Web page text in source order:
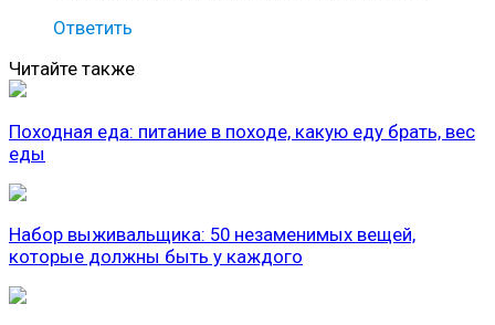
Ответить
Читайте также
Походная еда: питание в походе, какую еду брать, вес
еды
Набор выживальщика: 50 незаменимых вещей,
которые должны быть у каждого